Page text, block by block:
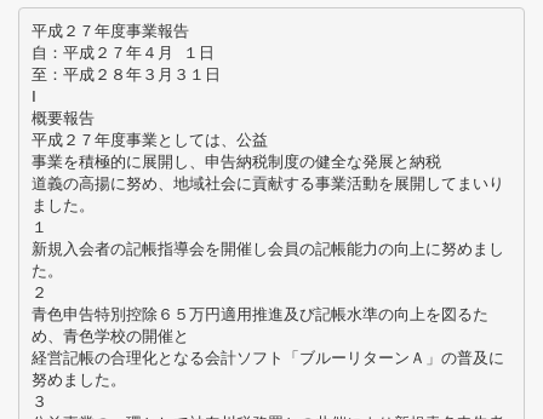
平成２７年度事業報告
自：平成２７年４月 １日
至：平成２８年３月３１日
Ⅰ
概要報告
平成２７年度事業としては、公益
事業を積極的に展開し、申告納税制度の健全な発展と納税
道義の高揚に努め、地域社会に貢献する事業活動を展開してまいり
ました。
１
新規入会者の記帳指導会を開催し会員の記帳能力の向上に努めまし
た。
２
青色申告特別控除６５万円適用推進及び記帳水準の向上を図るた
め、青色学校の開催と
経営記帳の合理化となる会計ソフト「ブルーリターンＡ」の普及に
努めました。
３